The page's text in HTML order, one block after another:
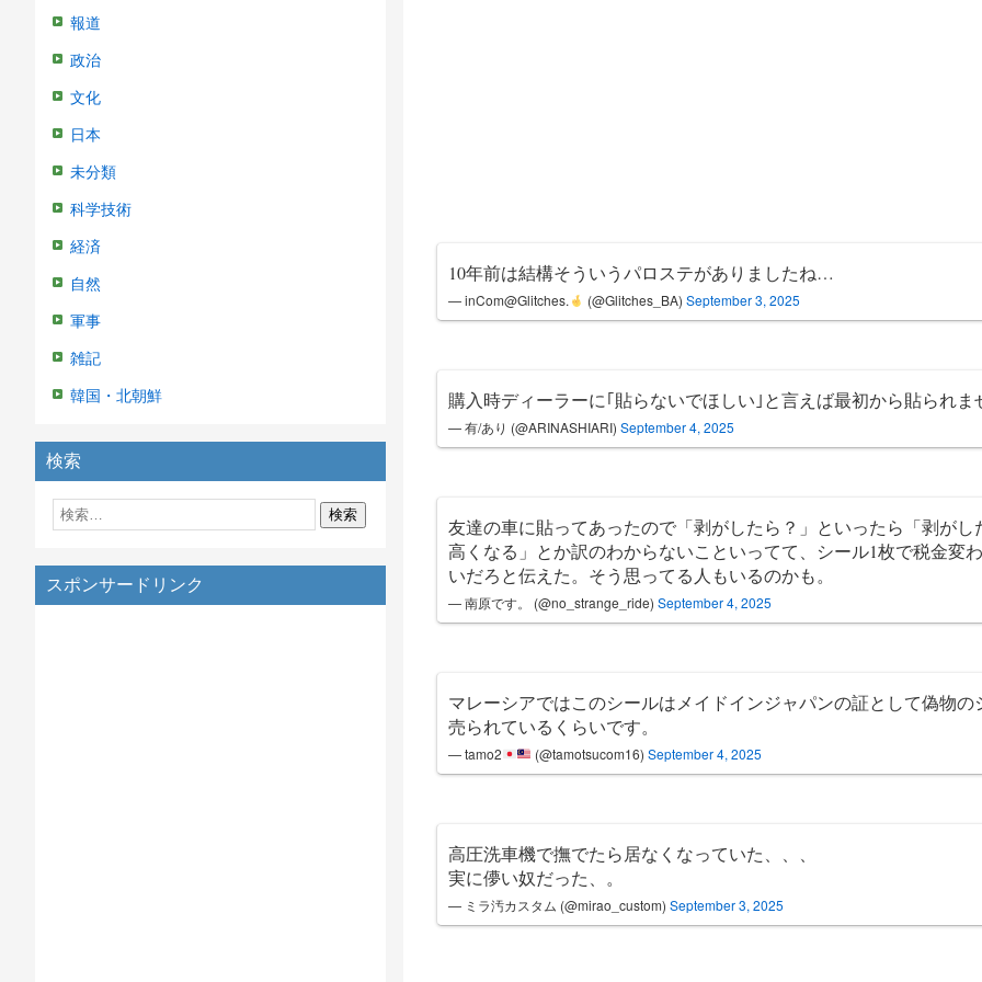
報道
政治
文化
日本
未分類
科学技術
経済
自然
軍事
雑記
韓国・北朝鮮
検索
スポンサードリンク
10年前は結構そういうパロステがありましたね…
— inCom@Glitches. (@Glitches_BA) September 3, 2025
購入時ディーラーに｢貼らないでほしい｣と言えば最初から貼られま
— 有/あり (@ARINASHIARI) September 4, 2025
友達の車に貼ってあったので「剥がしたら？」といったら「剥がし
高くなる」とか訳のわからないこといってて、シール1枚で税金変
いだろと伝えた。そう思ってる人もいるのかも。
— 南原です。 (@no_strange_ride) September 4, 2025
マレーシアではこのシールはメイドインジャパンの証として偽物の
売られているくらいです。
— tamo2 (@tamotsucom16)September 4, 2025
高圧洗車機で撫でたら居なくなっていた、、、
実に儚い奴だった、。
— ミラ汚カスタム (@mirao_custom) September 3, 2025